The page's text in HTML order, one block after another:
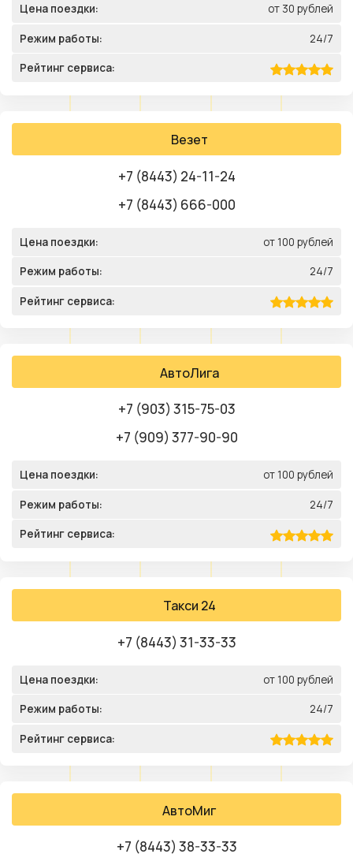
Цена поездки: от 30 рублей
Режим работы: 24/7
Рейтинг сервиса:
Везет
+7 (8443) 24-11-24
+7 (8443) 666-000
Цена поездки: от 100 рублей
Режим работы: 24/7
Рейтинг сервиса:
АвтоЛига
+7 (903) 315-75-03
+7 (909) 377-90-90
Цена поездки: от 100 рублей
Режим работы: 24/7
Рейтинг сервиса:
Такси 24
+7 (8443) 31-33-33
Цена поездки: от 100 рублей
Режим работы: 24/7
Рейтинг сервиса:
АвтоМиг
+7 (8443) 38-33-33